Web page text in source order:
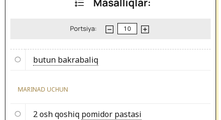
Portsiya:
butun bakrabaliq
MARINAD UCHUN
2 osh qoshiq pomidor pastasi